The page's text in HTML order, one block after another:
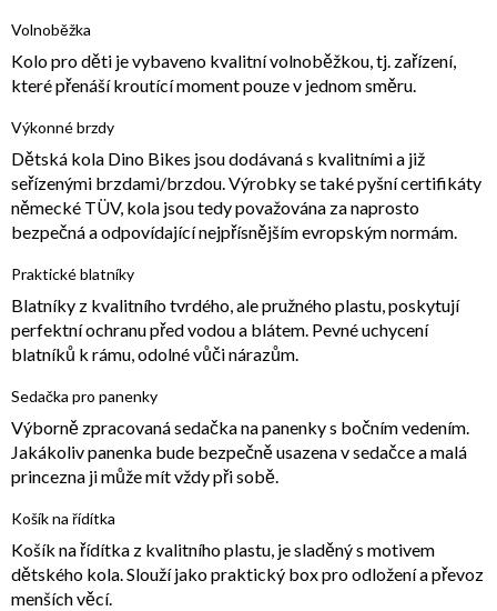
Volnoběžka
Kolo pro děti je vybaveno kvalitní volnoběžkou, tj. zařízení,
které přenáší kroutící moment pouze v jednom směru.
Výkonné brzdy
Dětská kola Dino Bikes jsou dodávaná s kvalitními a již
seřízenými brzdami/brzdou. Výrobky se také pyšní certifikáty
německé TÜV, kola jsou tedy považována za naprosto
bezpečná a odpovídající nejpřísnějším evropským normám.
Praktické blatníky
Blatníky z kvalitního tvrdého, ale pružného plastu, poskytují
perfektní ochranu před vodou a blátem. Pevné uchycení
blatníků k rámu, odolné vůči nárazům.
Sedačka pro panenky
Výborně zpracovaná sedačka na panenky s bočním vedením.
Jakákoliv panenka bude bezpečně usazena v sedačce a malá
princezna ji může mít vždy při sobě.
Košík na řídítka
Košík na řídítka z kvalitního plastu, je sladěný s motivem
dětského kola. Slouží jako praktický box pro odložení a převoz
menších věcí.